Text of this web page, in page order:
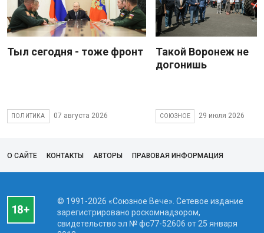
Тыл сегодня - тоже фронт
ПОЛИТИКА 07 августа 2026
Такой Воронеж не
догонишь
СОЮЗНОЕ 29 июля 2026
О САЙТЕ КОНТАКТЫ АВТОРЫ ПРАВОВАЯ ИНФОРМАЦИЯ
© 1991-2026 «Союзное Вече». Сетевое издание
зарегистрировано роскомнадзором,
свидетельство эл № фc77-52606 от 25 января